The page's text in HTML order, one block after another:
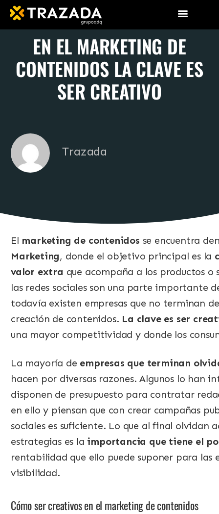
EN EL MARKETING DE
CONTENIDOS LA CLAVE ES
SER CREATIVO
Trazada
El marketing de contenidos se encuentra
Marketing, donde el objetivo principal es la
valor extra que acompaña a los productos o
las redes sociales son una parte importante
todavía existen empresas que no terminan
creación de contenidos. La clave es ser
una mayor competitividad y donde los
La mayoría de empresas que terminan
hacen por diversas razones. Algunos lo han
disponen de presupuesto para contratar
en ello y piensan que con crear campañas
sociales es suficiente. Lo que al final olvidan
estrategias es la importancia que tiene el
rentabilidad que ello puede suponer para las
visibilidad.
Cómo ser creativos en el marketing de contenidos